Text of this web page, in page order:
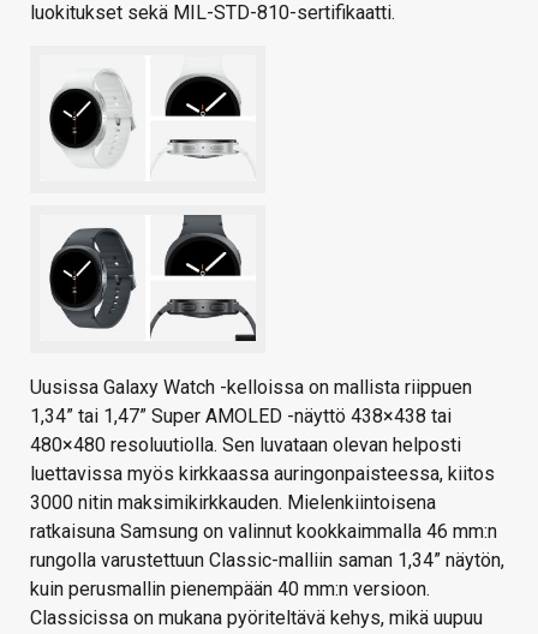
luokitukset sekä MIL-STD-810-sertifikaatti.
Uusissa Galaxy Watch -kelloissa on mallista riippuen
1,34” tai 1,47” Super AMOLED -näyttö 438×438 tai
480×480 resoluutiolla. Sen luvataan olevan helposti
luettavissa myös kirkkaassa auringonpaisteessa, kiitos
3000 nitin maksimikirkkauden. Mielenkiintoisena
ratkaisuna Samsung on valinnut kookkaimmalla 46 mm:n
rungolla varustettuun Classic-malliin saman 1,34” näytön,
kuin perusmallin pienempään 40 mm:n versioon.
Classicissa on mukana pyöriteltävä kehys, mikä uupuu